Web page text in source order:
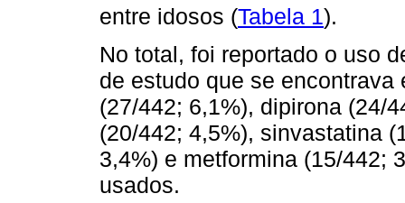
entre idosos (Tabela 1).
No total, foi reportado o uso
de estudo que se encontrava
(27/442; 6,1%), dipirona (24/
(20/442; 4,5%), sinvastatina
3,4%) e metformina (15/442;
usados.